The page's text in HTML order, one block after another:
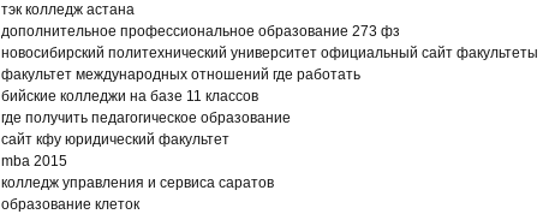
тэк колледж астана
дополнительное профессиональное образование 273 фз
новосибирский политехнический университет официальный сайт факультеты
факультет международных отношений где работать
бийские колледжи на базе 11 классов
где получить педагогическое образование
сайт кфу юридический факультет
mba 2015
колледж управления и сервиса саратов
образование клеток